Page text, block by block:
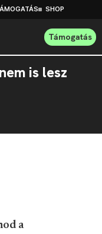
SHOP
Támogatás
is lesz
a